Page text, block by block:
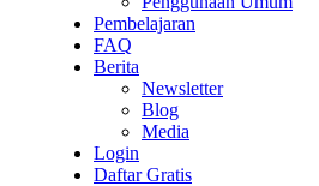
Pembelajaran
FAQ
Berita
Newsletter
Blog
Media
Login
Daftar Gratis